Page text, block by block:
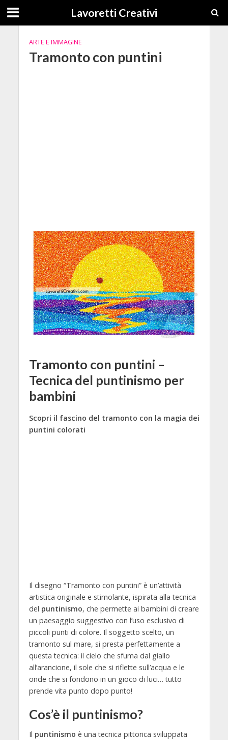
Lavoretti Creativi
ARTE E IMMAGINE
Tramonto con puntini
Tramonto con puntini –
Tecnica del puntinismo per
bambini
Scopri il fascino del tramonto con la magia dei
puntini colorati
Il disegno “Tramonto con puntini” è un’attività
artistica originale e stimolante, ispirata alla tecnica
del puntinismo, che permette ai bambini di creare
un paesaggio suggestivo con l’uso esclusivo di
piccoli punti di colore. Il soggetto scelto, un
tramonto sul mare, si presta perfettamente a
questa tecnica: il cielo che sfuma dal giallo
all’arancione, il sole che si riflette sull’acqua e le
onde che si fondono in un gioco di luci… tutto
prende vita punto dopo punto!
Cos’è il puntinismo?
Il puntinismo è una tecnica pittorica sviluppata